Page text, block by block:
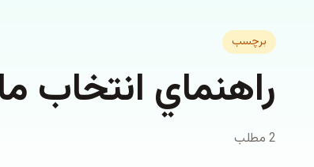
برچسب
راهنماي انتخاب
2 مطلب